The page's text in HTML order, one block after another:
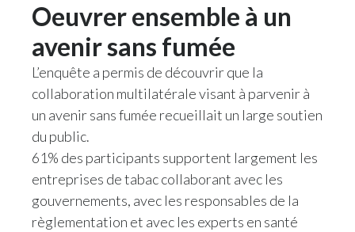
Oeuvrer ensemble à un
avenir sans fumée
L’enquête a permis de découvrir que la
collaboration multilatérale visant à parvenir à
un avenir sans fumée recueillait un large soutien
du public.
61% des participants supportent largement les
entreprises de tabac collaborant avec les
gouvernements, avec les responsables de la
règlementation et avec les experts en santé